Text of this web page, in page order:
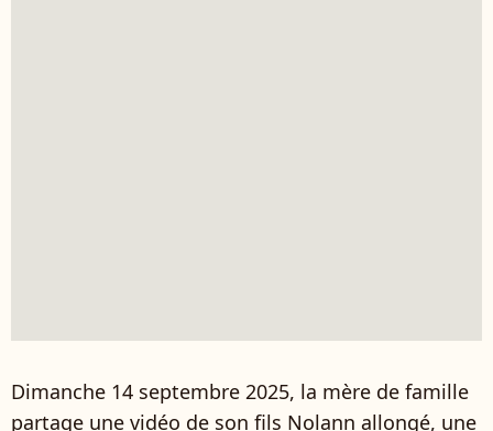
Dimanche 14 septembre 2025, la mère de famille
partage une vidéo de son fils Nolann allongé, une